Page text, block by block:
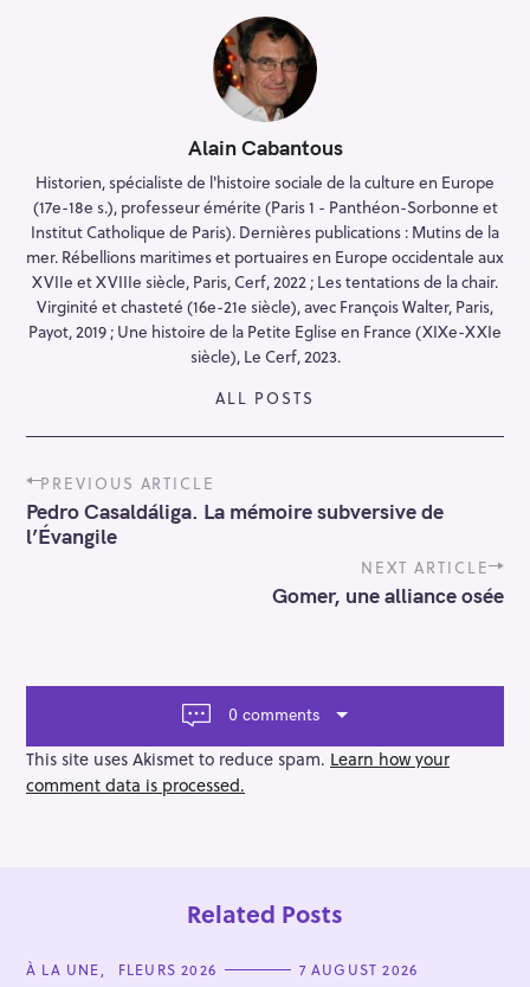
Alain Cabantous
Historien, spécialiste de l'histoire sociale de la culture en Europe
(17e-18e s.), professeur émérite (Paris 1 - Panthéon-Sorbonne et
Institut Catholique de Paris). Dernières publications : Mutins de la
mer. Rébellions maritimes et portuaires en Europe occidentale aux
XVIIe et XVIIIe siècle, Paris, Cerf, 2022 ; Les tentations de la chair.
Virginité et chasteté (16e-21e siècle), avec François Walter, Paris,
Payot, 2019 ; Une histoire de la Petite Eglise en France (XIXe-XXIe
siècle), Le Cerf, 2023.
ALL POSTS
P
o
s
t
a
o
n
PREVIOUS ARTICLE
Pedro Casaldáliga. La mémoire subversive de
l’Évangile
NEXT ARTICLE
Gomer, une alliance osée
0 comments
This site uses Akismet to reduce spam. Learn how your
comment data is processed.
Related Posts
C
À LA UNE FLEURS 2026 7 AUGUST 2026